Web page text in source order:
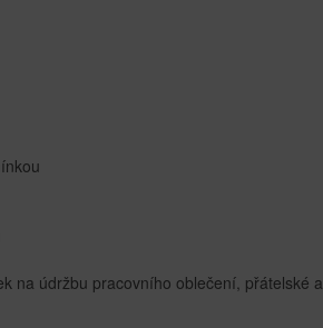
na údržbu pracovního oblečení, přátelské a